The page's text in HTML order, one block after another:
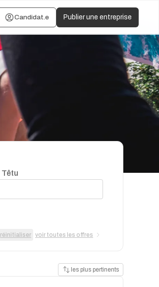
Candidat.e Publier une entreprise
Têtu
réinitialiser voir toutes les offres
les plus pertinents